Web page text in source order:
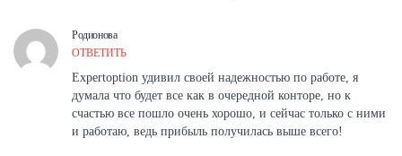
Родионова
ОТВЕТИТЬ
Expertoption удивил своей надежностью по работе, я
думала что будет все как в очередной конторе, но к
счастью все пошло очень хорошо, и сейчас только с ними
и работаю, ведь прибыль получилась выше всего!